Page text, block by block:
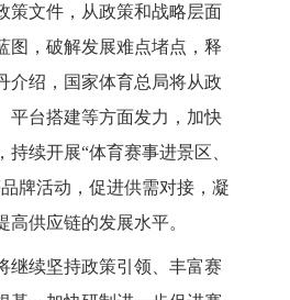
策文件，从政策和战略层面
图，破解发展难点堵点，释
介绍，国家体育总局将从政
平台搭建等方面发力，加快
续开展“体育赛事进景区、
牌活动，促进供需对接，凝
高供应链的发展水平。
继续坚持政策引领、丰富赛